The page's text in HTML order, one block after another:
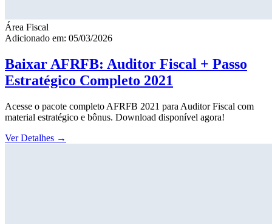
Área Fiscal
Adicionado em: 05/03/2026
Baixar AFRFB: Auditor Fiscal + Passo
Estratégico Completo 2021
Acesse o pacote completo AFRFB 2021 para Auditor Fiscal com
material estratégico e bônus. Download disponível agora!
Ver Detalhes →